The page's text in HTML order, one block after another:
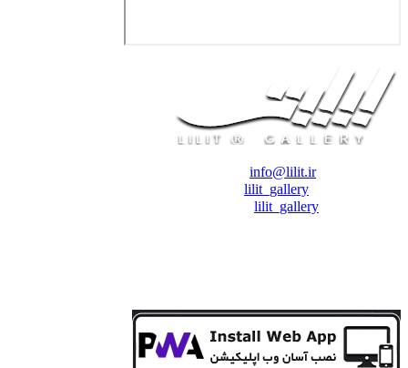
info@lilit.ir
lilit_gallery
lilit_gallery